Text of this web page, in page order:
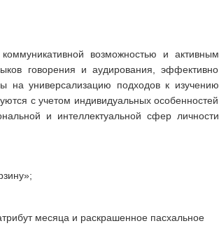
возможностью и активным
говорения и аудирования, эффективно
на универсализацию подходов к изучению
с учетом индивидуальных особенностей
и интеллектуальной сфер личности
месяца и раскрашенное пасхальное